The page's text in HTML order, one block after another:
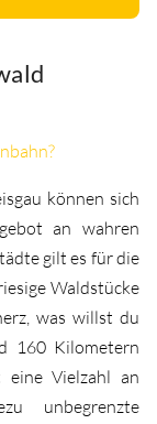
können sich
an wahren
gilt es für die
Waldstücke
was willst du
160 Kilometern
Vielzahl an
unbegrenzte